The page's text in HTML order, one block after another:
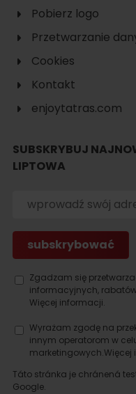
Szukaj
noclegu
Pobierz logo
Przetwarzanie
Cookies
Kontakt
enjoytatras.com
SUBSKRYBUJ
LIPTOWA
Zgadzam się
informacyjnych,
Więcej informacji.
Wyrażam zgodę na
innym operatorom w
marketingowych.Więcej
Táto stránka je chránená
Google.